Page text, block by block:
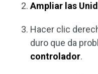
Ampliar las
Hacer clic
duro que da
controlador.